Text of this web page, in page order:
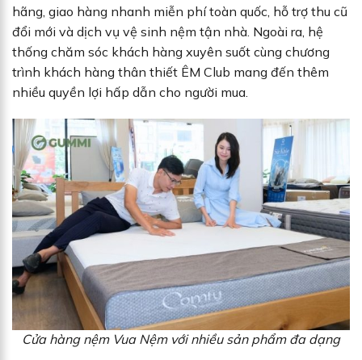
hãng, giao hàng nhanh miễn phí toàn quốc, hỗ trợ thu cũ
đổi mới và dịch vụ vệ sinh nệm tận nhà. Ngoài ra, hệ
thống chăm sóc khách hàng xuyên suốt cùng chương
trình khách hàng thân thiết ÊM Club mang đến thêm
nhiều quyền lợi hấp dẫn cho người mua.
Cửa hàng nệm Vua Nệm với nhiều sản phẩm đa dạng